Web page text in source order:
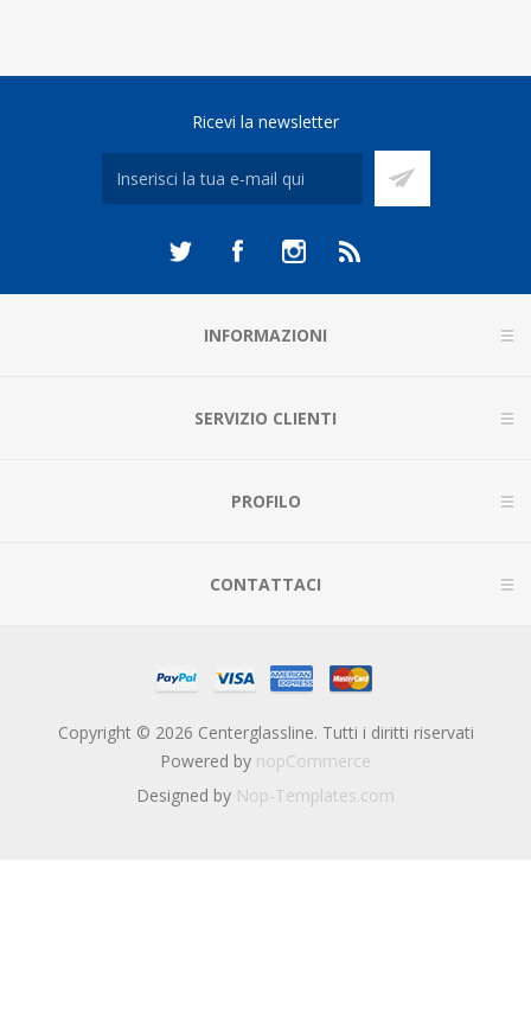
Ricevi la newsletter
INFORMAZIONI
SERVIZIO CLIENTI
PROFILO
CONTATTACI
Copyright © 2026 Centerglassline. Tutti i diritti riservati
Powered by nopCommerce
Designed by Nop-Templates.com